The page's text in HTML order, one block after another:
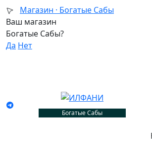
Магазин · Богатые Сабы
Ваш магазин
Богатые Сабы?
Да Нет
Богатые Сабы